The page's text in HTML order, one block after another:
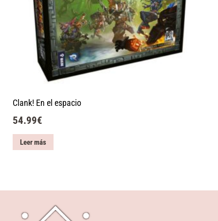
Clank! En el espacio
54.99€
Leer más